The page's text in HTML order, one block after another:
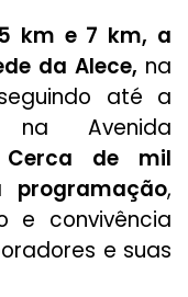
km e 7 km, a
da Alece, na
até a
Avenida
Cerca de mil
programação,
e convivência
e suas